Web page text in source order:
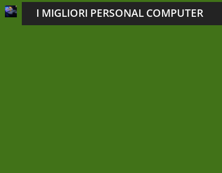
I MIGLIORI PERSONAL COMPUTER